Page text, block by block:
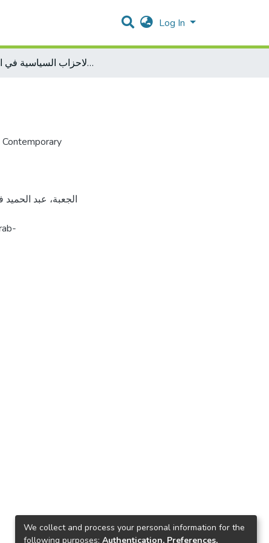
Log In
مشروعية الاحزاب السياسية في الاسلام
Contemporary
We collect and process your personal information for the
following purposes: Authentication, Preferences,